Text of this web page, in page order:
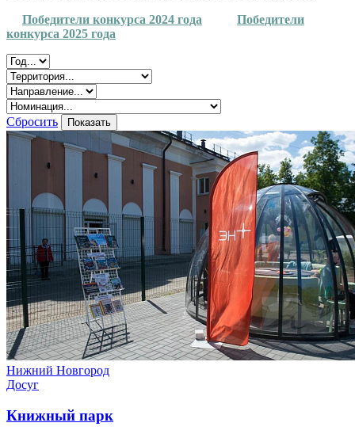
Победители конкурса 2024 года
Победители
конкурса 2025 года
Сбросить
Нижний Новгород
Досуг
Книжный парк